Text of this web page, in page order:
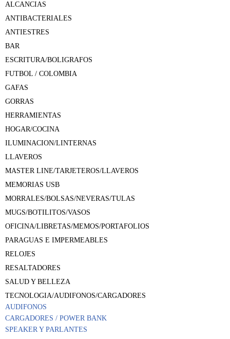
ALCANCIAS
ANTIBACTERIALES
ANTIESTRES
BAR
ESCRITURA/BOLIGRAFOS
FUTBOL / COLOMBIA
GAFAS
GORRAS
HERRAMIENTAS
HOGAR/COCINA
ILUMINACION/LINTERNAS
LLAVEROS
MASTER LINE/TARJETEROS/LLAVEROS
MEMORIAS USB
MORRALES/BOLSAS/NEVERAS/TULAS
MUGS/BOTILITOS/VASOS
OFICINA/LIBRETAS/MEMOS/PORTAFOLIOS
PARAGUAS E IMPERMEABLES
RELOJES
RESALTADORES
SALUD Y BELLEZA
TECNOLOGIA/AUDIFONOS/CARGADORES
AUDIFONOS
CARGADORES / POWER BANK
SPEAKER Y PARLANTES